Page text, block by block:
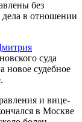
без
в отношении
суда
новое судебное
и вице-
в Москве